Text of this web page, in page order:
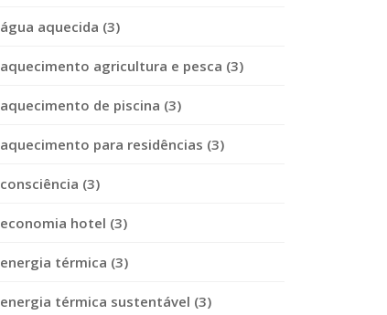
água aquecida (3)
aquecimento agricultura e pesca (3)
aquecimento de piscina (3)
aquecimento para residências (3)
consciência (3)
economia hotel (3)
energia térmica (3)
energia térmica sustentável (3)